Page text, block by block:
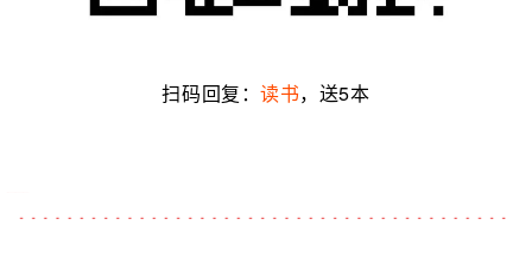
扫码回复：读书，送5本